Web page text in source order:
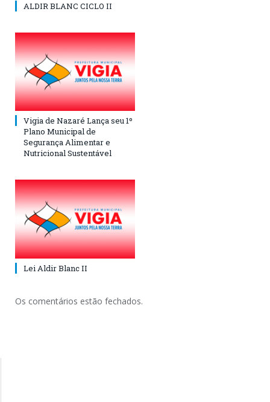
ALDIR BLANC CICLO II
Vigia de Nazaré Lança seu 1º
Plano Municipal de
Segurança Alimentar e
Nutricional Sustentável
Lei Aldir Blanc II
Os comentários estão fechados.